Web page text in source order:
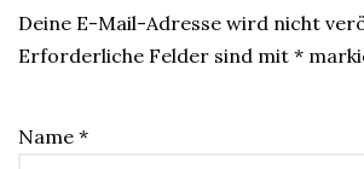
Deine E-Mail-Adresse wird nicht
Erforderliche Felder sind mit *
Name *